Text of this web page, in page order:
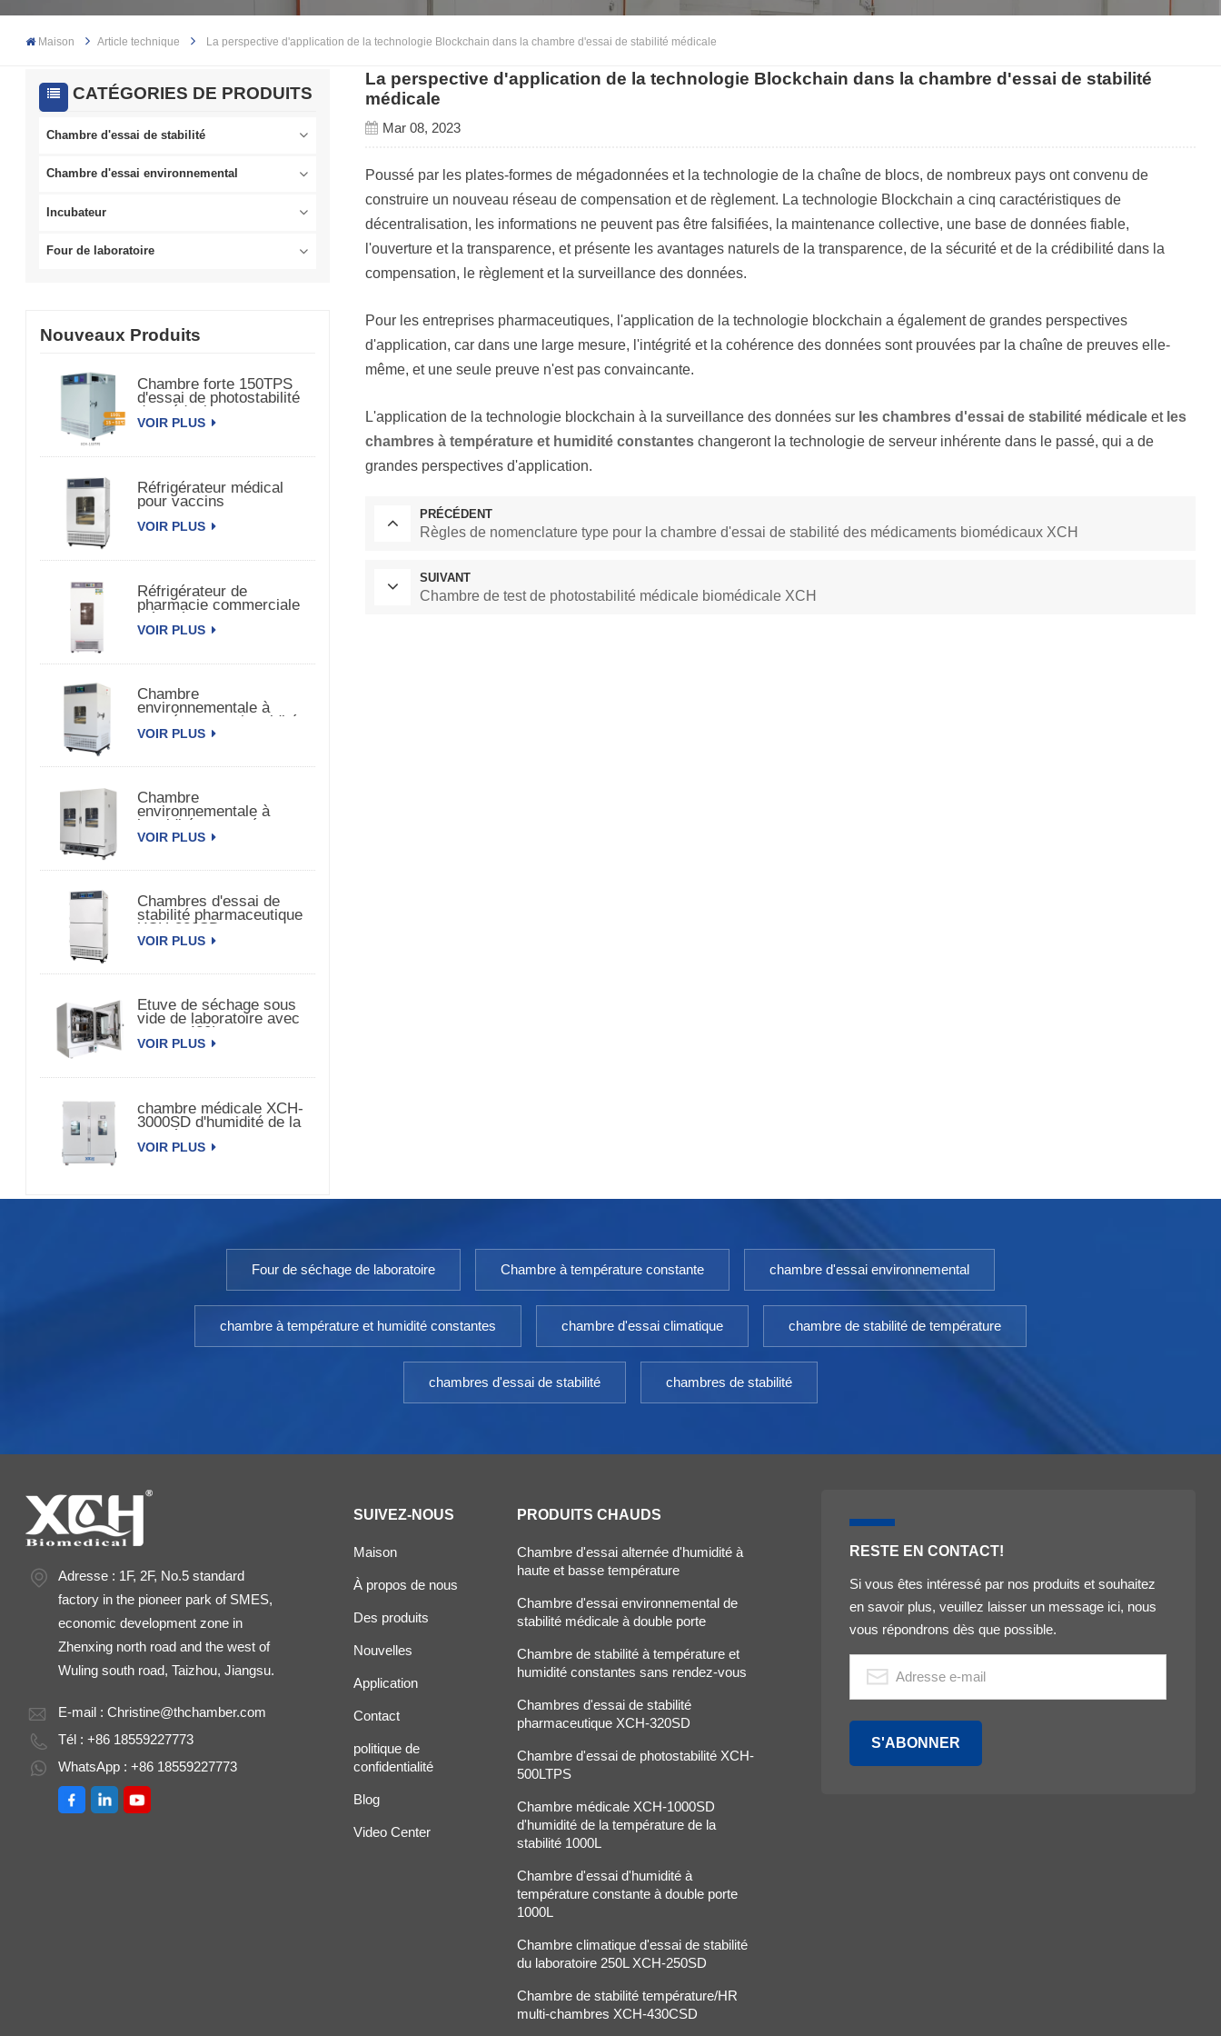
Melayu
বাংলা
Maison Article technique La perspective d'application de la technologie Blockchain dans la chambre d'essai de stabilité médicale
CATÉGORIES DE PRODUITS
Chambre d'essai de stabilité
Chambre d'essai environnemental
Incubateur
Four de laboratoire
Nouveaux Produits
Chambre forte 150TPS
d'essai de photostabilité
de médecine
VOIR PLUS
Réfrigérateur médical
pour vaccins
pharmaceutiques
biomédicaux
VOIR PLUS
Réfrigérateur de
pharmacie commerciale
Réfrigérateur de vaccins
pharmaceutiques
VOIR PLUS
Chambre
environnementale à
température et humidité
constantes à porte
VOIR PLUS
Chambre
environnementale à
humidité et température
constante à double porte
VOIR PLUS
Chambres d'essai de
stabilité pharmaceutique
XCH-320SD
VOIR PLUS
Etuve de séchage sous
vide de laboratoire avec
pompe 420L
VOIR PLUS
chambre médicale XCH-
3000SD d'humidité de la
température de la
stabilité 3000L
VOIR PLUS
La perspective d'application de la technologie Blockchain dans la chambre d'essai de stabilité
médicale
Mar 08, 2023
Poussé par les plates-formes de mégadonnées et la technologie de la chaîne de blocs, de nombreux pays ont convenu de
construire un nouveau réseau de compensation et de règlement. La technologie Blockchain a cinq caractéristiques de
décentralisation, les informations ne peuvent pas être falsifiées, la maintenance collective, une base de données fiable,
l'ouverture et la transparence, et présente les avantages naturels de la transparence, de la sécurité et de la crédibilité dans la
compensation, le règlement et la surveillance des données.
Pour les entreprises pharmaceutiques, l'application de la technologie blockchain a également de grandes perspectives
d'application, car dans une large mesure, l'intégrité et la cohérence des données sont prouvées par la chaîne de preuves elle-
même, et une seule preuve n'est pas convaincante.
L'application de la technologie blockchain à la surveillance des données sur les chambres d'essai de stabilité médicaleet les
chambres à température et humidité constanteschangeront la technologie de serveur inhérente dans le passé, qui a de
grandes perspectives d'application.
PRÉCÉDENT
Règles de nomenclature type pour la chambre d'essai de stabilité des médicaments biomédicaux XCH
SUIVANT
Chambre de test de photostabilité médicale biomédicale XCH
Four de séchage de laboratoire Chambre à température constante chambre d'essai environnemental
chambre à température et humidité constantes chambre d'essai climatique chambre de stabilité de température
chambres d'essai de stabilité chambres de stabilité
Adresse : 1F, 2F, No.5 standard
factory in the pioneer park of SMES,
economic development zone in
Zhenxing north road and the west of
Wuling south road, Taizhou, Jiangsu.
E-mail :Christine@thchamber.com
Tél : +86 18559227773
WhatsApp : +86 18559227773
SUIVEZ-NOUS
Maison
À propos de nous
Des produits
Nouvelles
Application
Contact
politique de
confidentialité
Blog
Video Center
PRODUITS CHAUDS
Chambre d'essai alternée d'humidité à
haute et basse température
Chambre d'essai environnemental de
stabilité médicale à double porte
Chambre de stabilité à température et
humidité constantes sans rendez-vous
Chambres d'essai de stabilité
pharmaceutique XCH-320SD
Chambre d'essai de photostabilité XCH-
500LTPS
Chambre médicale XCH-1000SD
d'humidité de la température de la
stabilité 1000L
Chambre d'essai d'humidité à
température constante à double porte
1000L
Chambre climatique d'essai de stabilité
du laboratoire 250L XCH-250SD
Chambre de stabilité température/HR
multi-chambres XCH-430CSD
RESTE EN CONTACT!
Si vous êtes intéressé par nos produits et souhaitez
en savoir plus, veuillez laisser un message ici, nous
vous répondrons dès que possible.